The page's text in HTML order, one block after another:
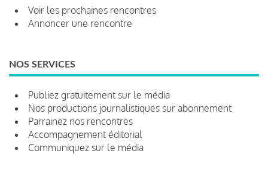
Voir les prochaines rencontres
Annoncer une rencontre
NOS SERVICES
Publiez gratuitement sur le média
Nos productions journalistiques sur abonnement
Parrainez nos rencontres
Accompagnement éditorial
Communiquez sur le média